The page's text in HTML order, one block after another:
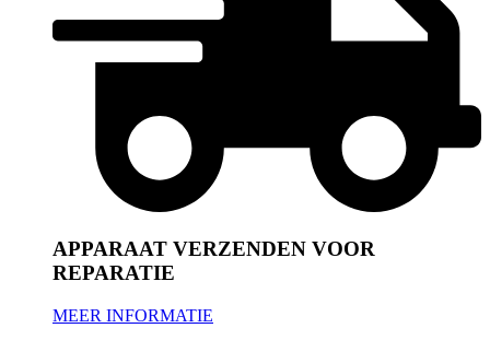
APPARAAT VERZENDEN VOOR
REPARATIE
MEER INFORMATIE